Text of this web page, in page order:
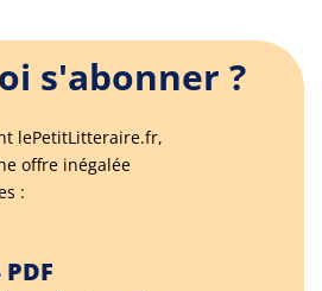
s'abonner ?
lePetitLitteraire.fr,
offre inégalée
: